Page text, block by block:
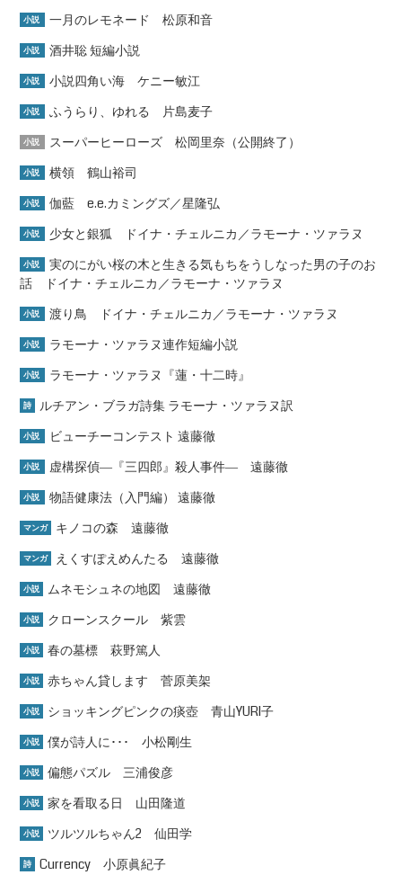
小説 一月のレモネード 松原和音
小説 酒井聡 短編小説
小説 小説四角い海 ケニー敏江
小説 ふうらり、ゆれる 片島麦子
小説 スーパーヒーローズ 松岡里奈（公開終了）
小説 横領 鶴山裕司
小説 伽藍 e.e.カミングズ／星隆弘
小説 少女と銀狐 ドイナ・チェルニカ／ラモーナ・ツァラヌ
小説
実のにがい桜の木と生きる気もちをうしなった男の子のお
話 ドイナ・チェルニカ／ラモーナ・ツァラヌ
小説 渡り鳥 ドイナ・チェルニカ／ラモーナ・ツァラヌ
小説 ラモーナ・ツァラヌ連作短編小説
小説 ラモーナ・ツァラヌ『蓮・十二時』
詩 ルチアン・ブラガ詩集 ラモーナ・ツァラヌ訳
小説 ビューチーコンテスト 遠藤徹
小説 虚構探偵―『三四郎』殺人事件― 遠藤徹
小説 物語健康法（入門編） 遠藤徹
マンガ キノコの森 遠藤徹
マンガ えくすぽえめんたる 遠藤徹
小説 ムネモシュネの地図 遠藤徹
小説 クローンスクール 紫雲
小説 春の墓標 萩野篤人
小説 赤ちゃん貸します 菅原美架
小説 ショッキングピンクの痰壺 青山YURI子
小説 僕が詩人に･･･ 小松剛生
小説 偏態パズル 三浦俊彦
小説 家を看取る日 山田隆道
小説 ツルツルちゃん2 仙田学
詩 Currency 小原眞紀子